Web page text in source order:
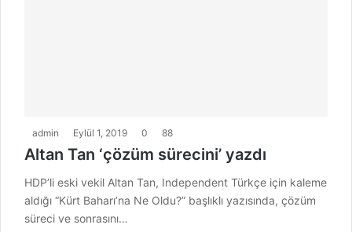
admin Eylül 1, 2019 0 88
Altan Tan ‘çözüm sürecini’ yazdı
HDP’li eski vekil Altan Tan, Independent Türkçe için kaleme
aldığı “Kürt Baharı’na Ne Oldu?” başlıklı yazısında, çözüm
süreci ve sonrasını…